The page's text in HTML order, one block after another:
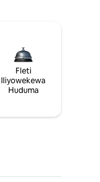
Fleti
Iliyowekewa
Huduma